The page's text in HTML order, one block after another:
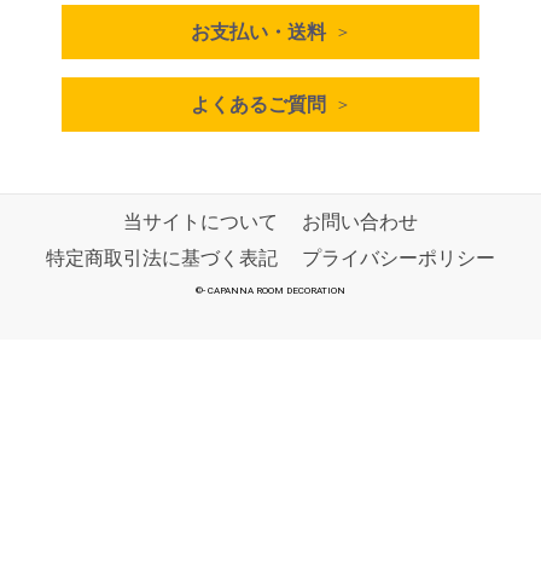
お支払い・送料
よくあるご質問
当サイトについて
お問い合わせ
特定商取引法に基づく表記
プライバシーポリシー
©- CAPANNA ROOM DECORATION